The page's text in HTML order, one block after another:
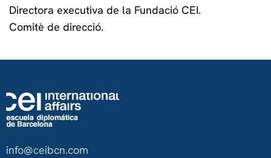
Directora executiva de la Fundació CEI.
Comitè de direcció.
info@ceibcn.com